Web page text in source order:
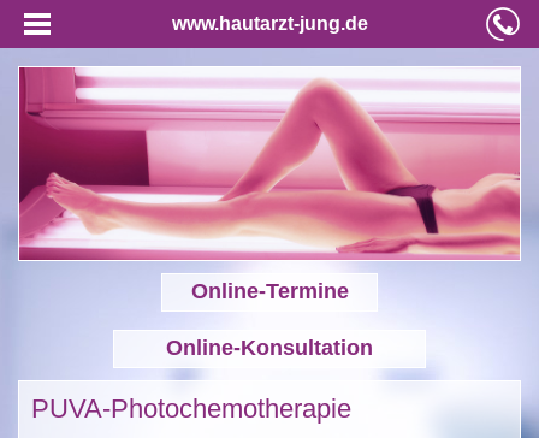
www.hautarzt-jung.de
Online-Termine
Online-Konsultation
PUVA-Photochemotherapie